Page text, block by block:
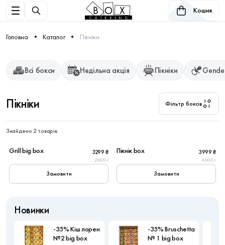
Кошик
Головна Каталог Пікніки
Всі бокси Недільна акція Пікніки
Пікніки Фільтр боксів
Знайдено 2 товарів
10
Grill big box 3299 ₴
2600 г
Замовити
Пікнік box 3999 ₴
4000 г
Замовити
Новинки
-35% Кіш лорен
№2 big box
-35% Bruschetta
№ 1 big box